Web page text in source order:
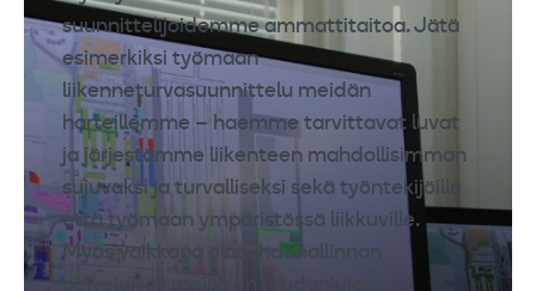
suunnittelijoidemme ammattitaitoa. Jätä
esimerkiksi työmaan
liikenneturvasuunnittelu meidän
harteillemme – haemme tarvittavat luvat
ja järjestämme liikenteen mahdollisimman
sujuvaksi ja turvalliseksi sekä työntekijöille
että työmaan ympäristössä liikkuville.
Myös vaikkapa olosuhdehallinnan